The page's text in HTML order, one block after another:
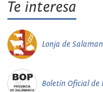
Te interesa
Lonja de
Boletín Oficial de